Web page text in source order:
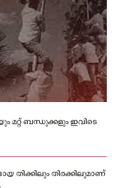
മറ്റ് ബന്ധുക്കളും ഇവിടെ
തിക്കിലും തിരക്കിലുമാണ്